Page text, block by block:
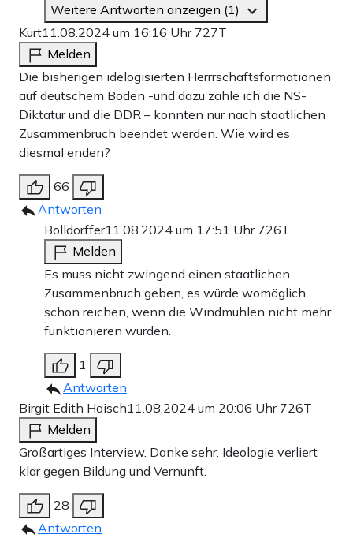
Weitere Antworten anzeigen (1)
Kurt11.08.2024 um 16:16 Uhr 727T
Melden
Die bisherigen idelogisierten Herrrschaftsformationen
auf deutschem Boden -und dazu zähle ich die NS-
Diktatur und die DDR – konnten nur nach staatlichen
Zusammenbruch beendet werden. Wie wird es
diesmal enden?
66
Antworten
Bolldörffer11.08.2024 um 17:51 Uhr 726T
Melden
Es muss nicht zwingend einen staatlichen
Zusammenbruch geben, es würde womöglich
schon reichen, wenn die Windmühlen nicht mehr
funktionieren würden.
1
Antworten
Birgit Edith Haisch11.08.2024 um 20:06 Uhr 726T
Melden
Großartiges Interview. Danke sehr. Ideologie verliert
klar gegen Bildung und Vernunft.
28
Antworten